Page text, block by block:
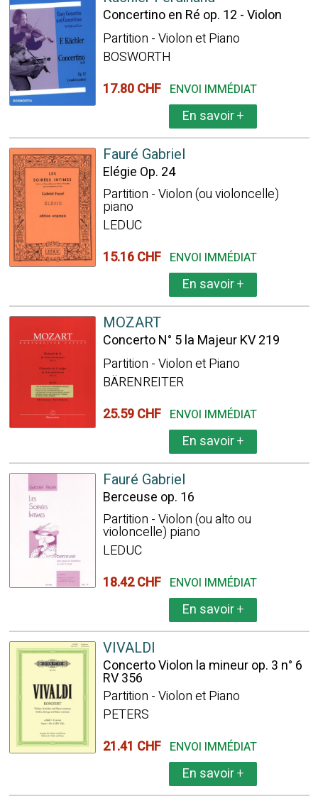
Concertino en Ré op. 12 - Violon
Partition - Violon et Piano
BOSWORTH
17.80 CHF ENVOI IMMÉDIAT
En savoir+
Fauré Gabriel
Elégie Op. 24
Partition - Violon (ou violoncelle)
piano
LEDUC
15.16 CHF ENVOI IMMÉDIAT
En savoir+
MOZART
Concerto N° 5 la Majeur KV 219
Partition - Violon et Piano
BÄRENREITER
25.59 CHF ENVOI IMMÉDIAT
En savoir+
Fauré Gabriel
Berceuse op. 16
Partition - Violon (ou alto ou
violoncelle) piano
LEDUC
18.42 CHF ENVOI IMMÉDIAT
En savoir+
VIVALDI
Concerto Violon la mineur op. 3 n° 6
RV 356
Partition - Violon et Piano
PETERS
21.41 CHF ENVOI IMMÉDIAT
En savoir+